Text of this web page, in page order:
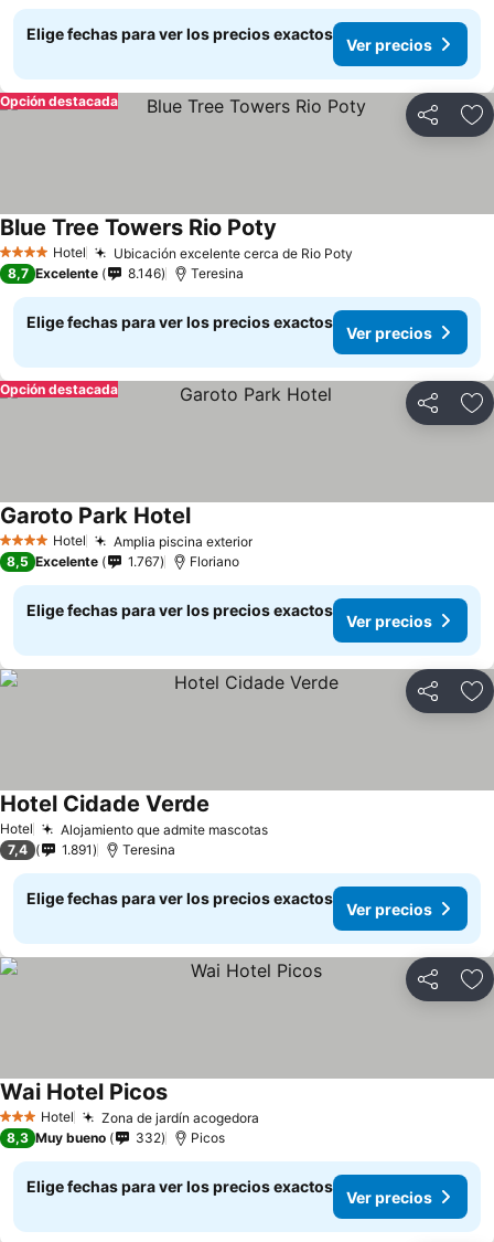
Elige fechas para ver los precios exactos
Ver precios
Compartir
Opción destacada
4 EstrellasHotel Ubicación excelente cerca de Rio Poty
Blue Tree Towers Rio Poty
8,7 Excelente 8.146 Teresina
Elige fechas para ver los precios exactos
Ver precios
Compartir
Opción destacada
4 EstrellasHotel Amplia piscina exteriorVer precios
Garoto Park HotelVer precios
8,5 Excelente 1.767 Floriano
Elige fechas para ver los precios exactos
Ver precios
Compartir
Hotel Alojamiento que admite mascotasVer precios
Hotel Cidade Verde
7,4 1.891 Teresina
Elige fechas para ver los precios exactos
Ver precios
Compartir
3 Estrellas
Hotel Zona de jardín acogedora
Wai Hotel PicosVer precios
8,3 Muy bueno 332 Picos
Elige fechas para ver los precios exactos
Ver precios